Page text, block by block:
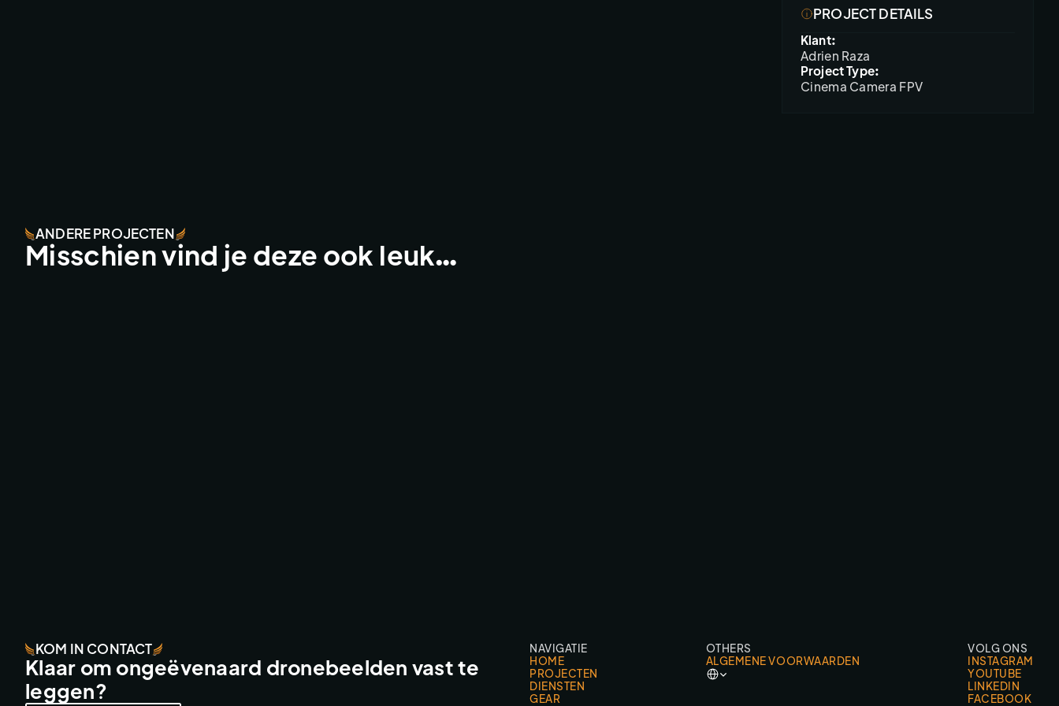
PROJECT DETAILS
Klant:
Adrien Raza
Project Type:
Cinema Camera FPV
ANDERE PROJECTEN
Misschien vind je deze ook leuk…
KOM IN CONTACT
Klaar om ongeëvenaard dronebeelden vast te
leggen?
NAVIGATIE
HOME
PROJECTEN
DIENSTEN
GEAR
OTHERS
ALGEMENE VOORWAARDEN
Select Language
VOLG ONS
INSTAGRAM
YOUTUBE
LINKEDIN
FACEBOOK